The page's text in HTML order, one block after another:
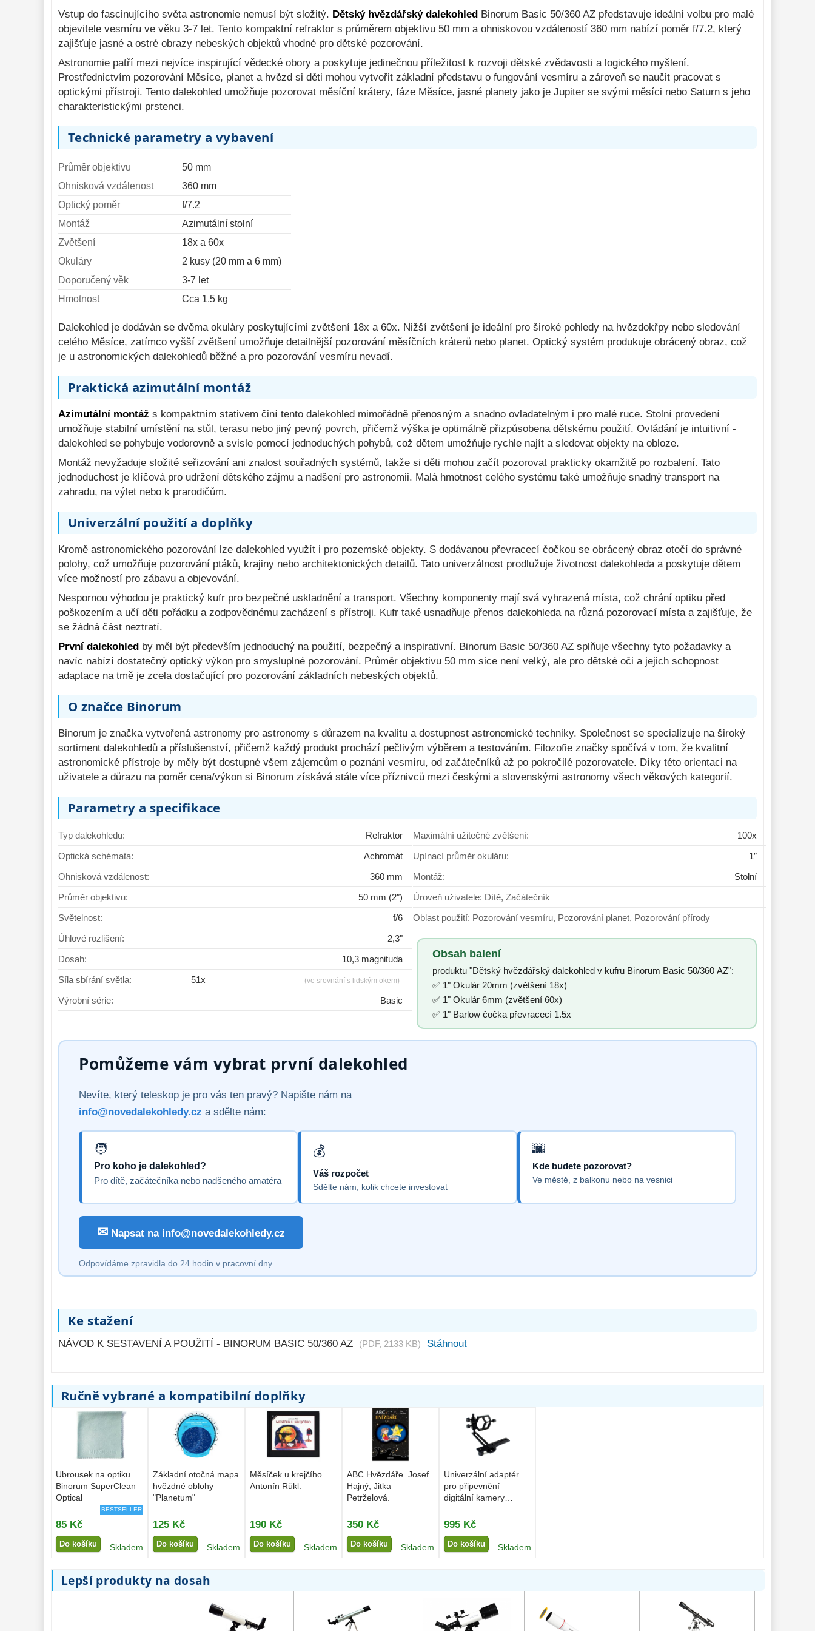
Komponenty 78
Pozorovací
dalekohledy
50
Binokulární
dalekohledy
285
Dálkoměry a Noční
vidění
17
mikroskopů
Meteostanice 52
Foto stativy
Ostatní
Bazar
Vstup do fascinujícího světa astronomie nemusí být složitý. Dětský hvězdářský dalekohled Binorum Basic 50/360 AZ představuje ideální volbu pro malé
objevitele vesmíru ve věku 3-7 let. Tento kompaktní refraktor s průměrem objektivu 50 mm a ohniskovou vzdáleností 360 mm nabízí poměr f/7.2, který
zajišťuje jasné a ostré obrazy nebeských objektů vhodné pro dětské pozorování.
Astronomie patří mezi nejvíce inspirující vědecké obory a poskytuje jedinečnou příležitost k rozvoji dětské zvědavosti a logického myšlení.
Prostřednictvím pozorování Měsíce, planet a hvězd si děti mohou vytvořit základní představu o fungování vesmíru a zároveň se naučit pracovat s
optickými přístroji. Tento dalekohled umožňuje pozorovat měsíční krátery, fáze Měsíce, jasné planety jako je Jupiter se svými měsíci nebo Saturn s jeho
charakteristickými prstenci.
Technické parametry a vybavení
Průměr objektivu
50 mm
Ohnisková vzdálenost
360 mm
Optický poměr
f/7.2
Montáž
Azimutální stolní
Zvětšení
18x a 60x
Okuláry
2 kusy (20 mm a 6 mm)
Doporučený věk
3-7 let
Hmotnost
Cca 1,5 kg
Dalekohled je dodáván se dvěma okuláry poskytujícími zvětšení 18x a 60x. Nižší zvětšení je ideální pro široké pohledy na hvězdokřpy nebo sledování
celého Měsíce, zatímco vyšší zvětšení umožňuje detailnější pozorování měsíčních kráterů nebo planet. Optický systém produkuje obrácený obraz, což
je u astronomických dalekohledů běžné a pro pozorování vesmíru nevadí.
Praktická azimutální montáž
Azimutální montáž s kompaktním stativem činí tento dalekohled mimořádně přenosným a snadno ovladatelným i pro malé ruce. Stolní provedení
umožňuje stabilní umístění na stůl, terasu nebo jiný pevný povrch, přičemž výška je optimálně přizpůsobena dětskému použití. Ovládání je intuitivní -
dalekohled se pohybuje vodorovně a svisle pomocí jednoduchých pohybů, což dětem umožňuje rychle najít a sledovat objekty na obloze.
Montáž nevyžaduje složité seřizování ani znalost souřadných systémů, takže si děti mohou začít pozorovat prakticky okamžitě po rozbalení. Tato
jednoduchost je klíčová pro udržení dětského zájmu a nadšení pro astronomii. Malá hmotnost celého systému také umožňuje snadný transport na
zahradu, na výlet nebo k prarodičům.
Univerzální použití a doplňky
Kromě astronomického pozorování lze dalekohled využít i pro pozemské objekty. S dodávanou převracecí čočkou se obrácený obraz otočí do správné
polohy, což umožňuje pozorování ptáků, krajiny nebo architektonických detailů. Tato univerzálnost prodlužuje životnost dalekohleda a poskytuje dětem
více možností pro zábavu a objevování.
Nespornou výhodou je praktický kufr pro bezpečné uskladnění a transport. Všechny komponenty mají svá vyhrazená místa, což chrání optiku před
poškozením a učí děti pořádku a zodpovědnému zacházení s přístroji. Kufr také usnadňuje přenos dalekohleda na různá pozorovací místa a zajišťuje, že
se žádná část neztratí.
První dalekohled by měl být především jednoduchý na použití, bezpečný a inspirativní. Binorum Basic 50/360 AZ splňuje všechny tyto požadavky a
navíc nabízí dostatečný optický výkon pro smysluplné pozorování. Průměr objektivu 50 mm sice není velký, ale pro dětské oči a jejich schopnost
adaptace na tmě je zcela dostačující pro pozorování základních nebeských objektů.
O značce Binorum
Binorum je značka vytvořená astronomy pro astronomy s důrazem na kvalitu a dostupnost astronomické techniky. Společnost se specializuje na široký
sortiment dalekohledů a příslušenství, přičemž každý produkt prochází pečlivým výběrem a testováním. Filozofie značky spočívá v tom, že kvalitní
astronomické přístroje by měly být dostupné všem zájemcům o poznání vesmíru, od začátečníků až po pokročilé pozorovatele. Díky této orientaci na
uživatele a důrazu na poměr cena/výkon si Binorum získává stále více příznivců mezi českými a slovenskými astronomy všech věkových kategorií.
Parametry a specifikace
Typ dalekohledu:
Refraktor
Optická schémata:
Achromát
Ohnisková vzdálenost:
360 mm
Průměr objektivu:
50 mm (2″)
Světelnost:
f/6
Úhlové rozlišení:
2,3"
Dosah:
10,3 magnituda
Síla sbírání světla:
51x (ve srovnání s lidským okem)
Výrobní série: Basic
Maximální užitečné zvětšení:
100x
Upínací průměr okuláru:
1″
Montáž:
Stolní
Úroveň uživatele: Dítě, Začátečník
Oblast použití: Pozorování vesmíru, Pozorování planet, Pozorování přírody
Obsah balení
produktu "Dětský hvězdářský dalekohled v kufru Binorum Basic 50/360 AZ":
✅ 1" Okulár 20mm (zvětšení 18x)
✅ 1" Okulár 6mm (zvětšení 60x)
✅ 1" Barlow čočka převracecí 1.5x
Pomůžeme vám vybrat první dalekohled
Nevíte, který teleskop je pro vás ten pravý? Napište nám na
info@novedalekohledy.cz a sdělte nám:
Pro koho je dalekohled?
Pro dítě, začátečníka nebo nadšeného amatéra
Váš rozpočet
Sdělte nám, kolik chcete investovat
Kde budete pozorovat?
Ve městě, z balkonu nebo na vesnici
✉ Napsat na info@novedalekohledy.cz
Odpovídáme zpravidla do 24 hodin v pracovní dny.
Ke stažení
NÁVOD K SESTAVENÍ A POUŽITÍ - BINORUM BASIC 50/360 AZ (PDF, 2133 KB) Stáhnout
Ručně vybrané a kompatibilní doplňky
Ubrousek na optiku
Binorum SuperClean
Optical
BESTSELLER
85 Kč
Do košíku Skladem
Základní otočná mapa
hvězdné oblohy
"Planetum"
125 Kč
Do košíku Skladem
Měsíček u krejčího.
Antonín Rükl.
190 Kč
Do košíku Skladem
ABC Hvězdáře. Josef
Hajný, Jitka
Petrželová.
350 Kč
Do košíku Skladem
Univerzální adaptér
pro připevnění
digitální kamery
995 Kč
Do košíku Skladem
Lepší produkty na dosah